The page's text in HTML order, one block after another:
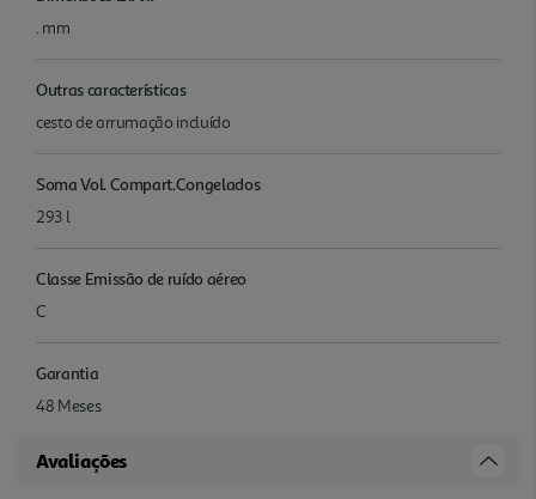
. mm
Outras características
cesto de arrumação incluído
Soma Vol. Compart.Congelados
293 l
Classe Emissão de ruído aéreo
C
Garantia
48 Meses
Avaliações